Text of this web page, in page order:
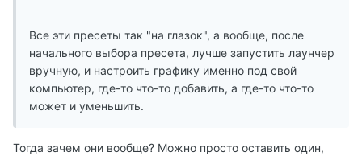
Все эти пресеты так "на глазок", а вообще, после
начального выбора пресета, лучше запустить лаунчер
вручную, и настроить графику именно под свой
компьютер, где-то что-то добавить, а где-то что-то
может и уменьшить.
Тогда зачем они вообще? Можно просто оставить один,